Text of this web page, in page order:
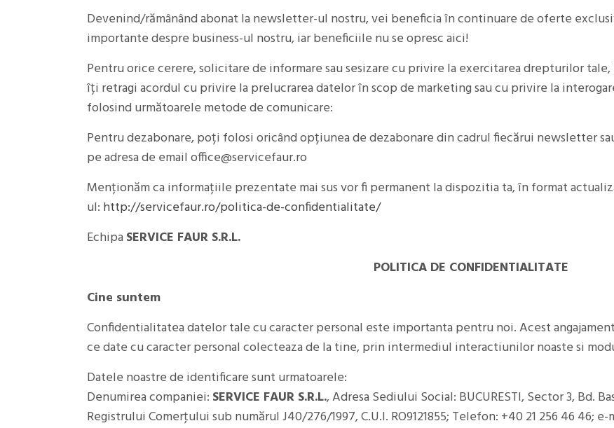
Devenind/rămânând abonat la newsletter-ul nostru, vei beneficia în continuare de oferte
importante despre business-ul nostru, iar beneficiile nu se opresc aici!
Pentru orice cerere, solicitare de informare sau sesizare cu privire la exercitarea drepturilor
îți retragi acordul cu privire la prelucrarea datelor în scop de marketing sau cu privire la
folosind următoarele metode de comunicare:
Pentru dezabonare, poți folosi oricând opțiunea de dezabonare din cadrul fiecărui newsletter
pe adresa de email office@servicefaur.ro
Menționăm ca informațiile prezentate mai sus vor fi permanent la dispozitia ta, în format
ul: http://servicefaur.ro/politica-de-confidentialitate/
EchipaSERVICE FAUR S.R.L.
POLITICA DE CONFIDENTIALITATE
Cine suntem
Confidentialitatea datelor tale cu caracter personal este importanta pentru noi. Acest
ce date cu caracter personal colecteaza de la tine, prin intermediul interactiunilor noaste si
Datele noastre de identificare sunt urmatoarele:
Denumirea companiei: SERVICE FAUR S.R.L., Adresa Sediului Social: BUCURESTI, Sector 3, Bd.
Registrului Comerţului sub numărul J40/276/1997, C.U.I. RO9121855; Telefon: +40 21 256 46 46;